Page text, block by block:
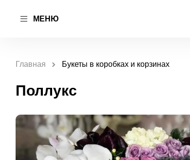
МЕНЮ
Главная Букеты в коробках и корзинах
Поллукс